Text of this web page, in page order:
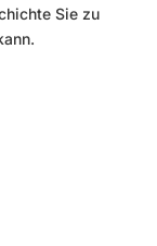
Sie zu